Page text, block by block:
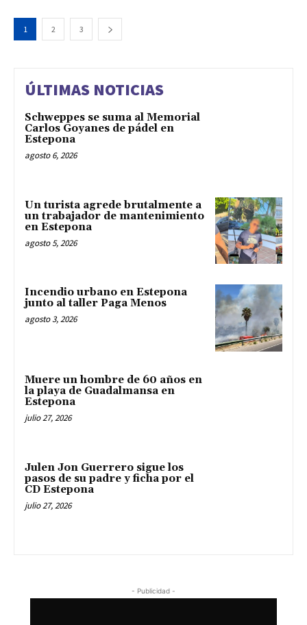
1 2 3
ÚLTIMAS NOTICIAS
Schweppes se suma al Memorial
Carlos Goyanes de pádel en
Estepona
agosto 6, 2026
Un turista agrede brutalmente a
un trabajador de mantenimiento
en Estepona
agosto 5, 2026
Incendio urbano en Estepona
junto al taller Paga Menos
agosto 3, 2026
Muere un hombre de 60 años en
la playa de Guadalmansa en
Estepona
julio 27, 2026
Julen Jon Guerrero sigue los
pasos de su padre y ficha por el
CD Estepona
julio 27, 2026
- Publicidad -